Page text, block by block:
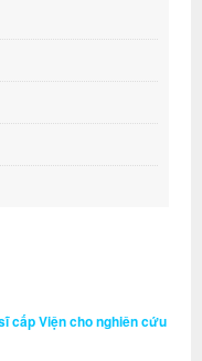
cấp Viện cho nghiên cứu